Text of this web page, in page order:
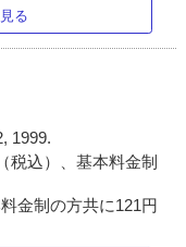
る
1999.
税込）、基本料金制
金制の方共に121円